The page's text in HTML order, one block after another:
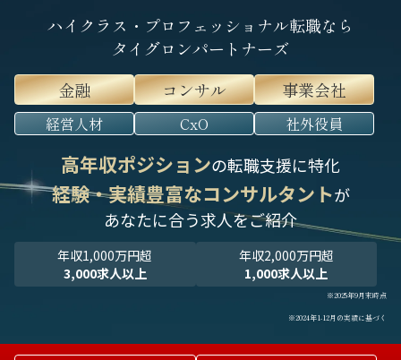
ハイクラス・プロフェッショナル転職なら
タイグロンパートナーズ
金融
コンサル 事業会社
経営人材 CxO 社外役員
高年収ポジションの転職支援に特化
経験・実績豊富なコンサルタントが
あなたに合う求人をご紹介
年収1,000万円超
3,000求人以上
年収2,000万円超
1,000求人以上
※2025年9月末時点
※2024年1-12月の実績に基づく